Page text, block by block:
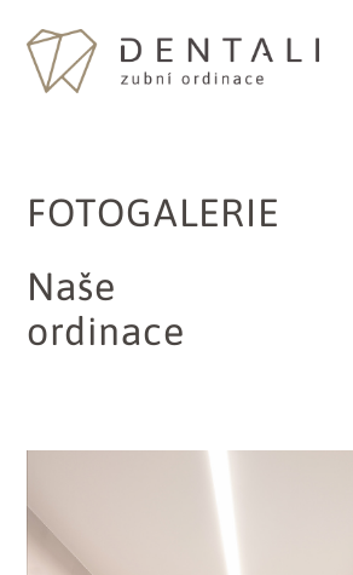
FOTOGALERIE
Naše
ordinace